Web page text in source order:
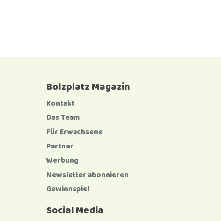
Bolzplatz Magazin
Kontakt
Das Team
Für Erwachsene
Partner
Werbung
Newsletter abonnieren
Gewinnspiel
Social Media